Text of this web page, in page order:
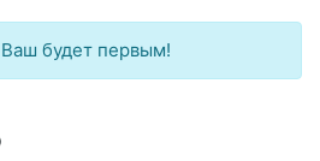
будет первым!